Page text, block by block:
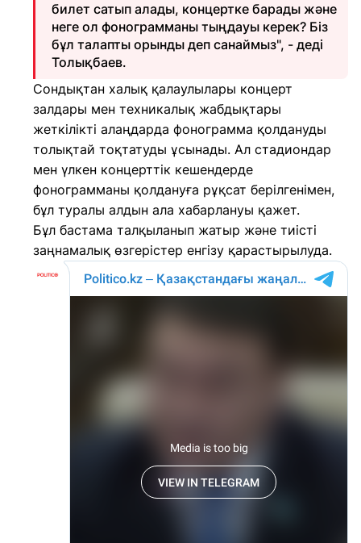
билет сатып алады, концертке барады және
неге ол фонограмманы тыңдауы керек? Біз
бұл талапты орынды деп санаймыз", - деді
Толықбаев.
Сондықтан халық қалаулылары концерт
залдары мен техникалық жабдықтары
жеткілікті алаңдарда фонограмма қолдануды
толықтай тоқтатуды ұсынады. Ал стадиондар
мен үлкен концерттік кешендерде
фонограмманы қолдануға рұқсат берілгенімен,
бұл туралы алдын ала хабарлануы қажет.
Бұл бастама талқыланып жатыр және тиісті
заңнамалық өзгерістер енгізу қарастырылуда.